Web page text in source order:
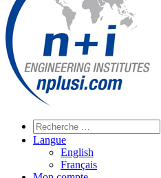
Langue
English
Français